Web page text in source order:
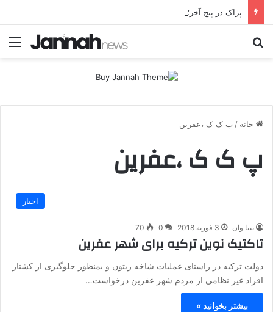
خانه / پ ک ک ،عفرین
پ ک ک ،عفرین
اخبار
بیتا وان 3 فوریه 2018 0
70
تاکتیک نوین ترکیه برای شهر عفرین
دولت ترکیه در راستای عملیات شاخه زیتون و بمنظور جلوگیری از کشتار
افراد غیر نظامی از مردم شهر عفرین درخواست…
بیشتر بخوانید »